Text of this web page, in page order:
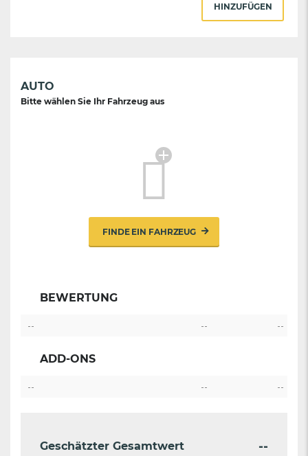
HINZUFÜGEN
AUTO
Bitte wählen Sie Ihr Fahrzeug aus
FINDE EIN FAHRZEUG
BEWERTUNG
-- -- --
ADD-ONS
-- -- --
Geschätzter Gesamtwert --